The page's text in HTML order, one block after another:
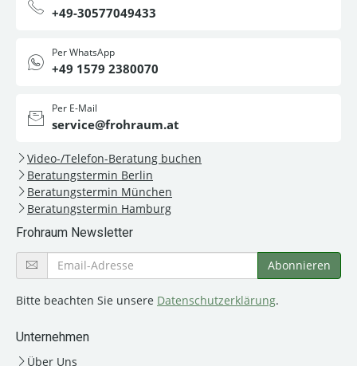
+49-30577049433
Per WhatsApp
+49 1579 2380070
Per E-Mail
service@frohraum.at
Video-/Telefon-Beratung buchen
Beratungstermin Berlin
Beratungstermin München
Beratungstermin Hamburg
Frohraum Newsletter
Bitte beachten Sie unsere Datenschutzerklärung.
Unternehmen
Über Uns